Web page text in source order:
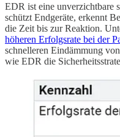
EDR ist eine unverzichtbare
schützt Endgeräte, erkennt
die Zeit bis zur Reaktion.
höheren Erfolgsrate bei der
schnelleren Eindämmung
wie EDR die